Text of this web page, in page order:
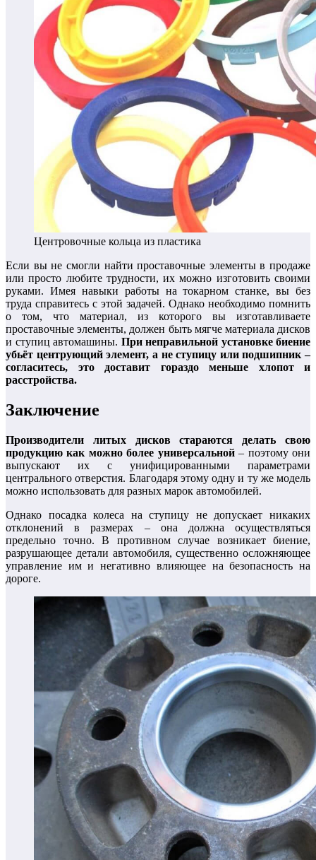
Центровочные кольца из пластика
Если вы не смогли найти проставочные элементы в продаже
или просто любите трудности, их можно изготовить своими
руками. Имея навыки работы на токарном станке, вы без
труда справитесь с этой задачей. Однако необходимо помнить
о том, что материал, из которого вы изготавливаете
проставочные элементы, должен быть мягче материала дисков
и ступиц автомашины. При неправильной установке биение
убьёт центрующий элемент, а не ступицу или подшипник –
согласитесь, это доставит гораздо меньше хлопот и
расстройства.
Заключение
Производители литых дисков стараются делать свою
продукцию как можно более универсальной– поэтому они
выпускают их с унифицированными параметрами
центрального отверстия. Благодаря этому одну и ту же модель
можно использовать для разных марок автомобилей.
Однако посадка колеса на ступицу не допускает никаких
отклонений в размерах – она должна осуществляться
предельно точно. В противном случае возникает биение,
разрушающее детали автомобиля, существенно осложняющее
управление им и негативно влияющее на безопасность на
дороге.